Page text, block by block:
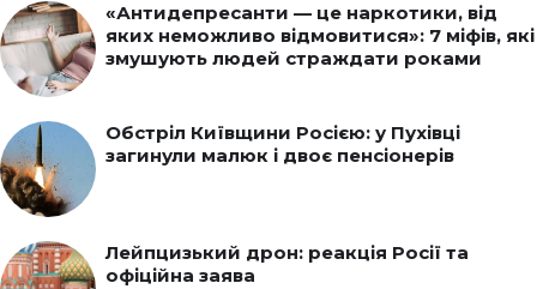
«Антидепресанти — це наркотики, від
яких неможливо відмовитися»: 7 міфів, які
змушують людей страждати роками
Обстріл Київщини Росією: у Пухівці
загинули малюк і двоє пенсіонерів
Лейпцизький дрон: реакція Росії та
офіційна заява